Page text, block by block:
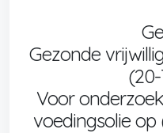
Gezonde
Voor
voedingsolie op